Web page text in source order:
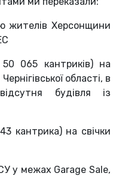
жителів Херсонщини
065 кантриків) на
області, в
будівля із
кантрика) на свічки
у межах Garage Sale,